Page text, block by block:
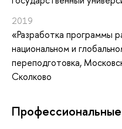
2019
«Разработка программы
национальном и
переподготовка,
Сколково